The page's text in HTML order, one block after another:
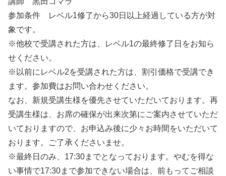
参加条件 レベル1修了から30日以上経過している方が対
象です。
※他校で受講された方は、レベル1の最終修了日をお知ら
せください。
※以前にレベル2を受講された方は、割引価格で受講でき
ます。参加費はお問い合わせください。
なお、新規受講生様を優先させていただいております。再
受講生様は、お席の確保が出来次第にご案内させていただ
いておりますので、お申込み後に少々お時間をいただいて
おります。ご了承くださいませ。
※最終日のみ、17:30までとなっております。やむを得な
い事情で17:30まで参加できない場合は、前もってご相談